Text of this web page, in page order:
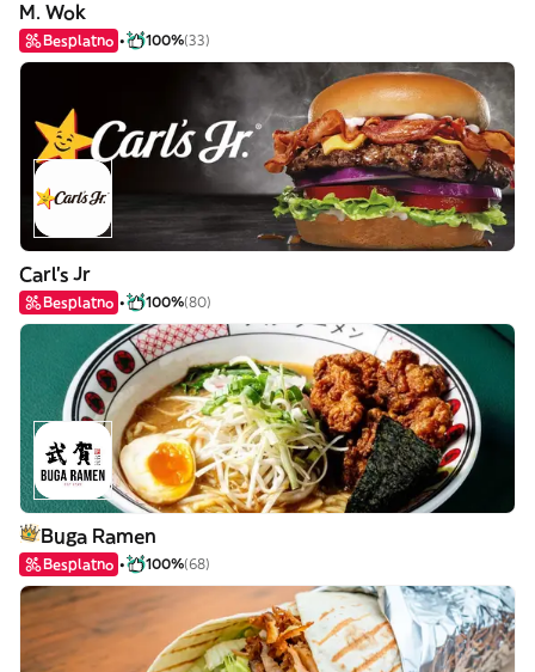
M. Wok
Besplatno 100%(33)
Carl's Jr
Besplatno 100%(80)
Buga Ramen
Besplatno 100%(68)